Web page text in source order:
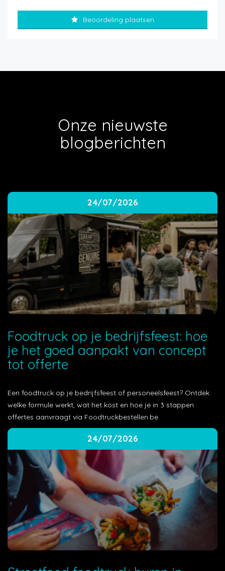
Beoordeling plaatsen
Onze nieuwste
blogberichten
24/07/2026
Foodtruck op je bedrijfsfeest: hoe
je het goed aanpakt van concept
tot offerte
Een foodtruck op je bedrijfsfeest of personeelsfeest? Ontdek
welke formule werkt, wat het kost en hoe je in 3 stappen
offertes aanvraagt via Foodtruckbestellen.be.
24/07/2026